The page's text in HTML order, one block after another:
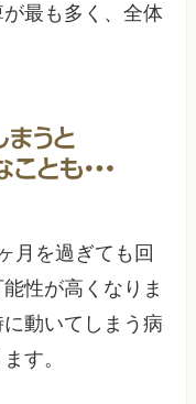
最も多く、全体
月を過ぎても回
性が高くなりま
動いてしまう病
す。